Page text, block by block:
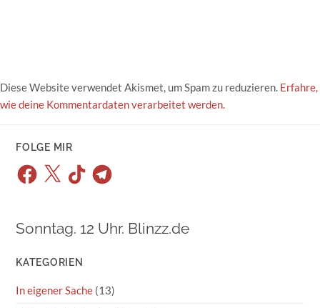
Diese Website verwendet Akismet, um Spam zu reduzieren. Erfahre,
wie deine Kommentardaten verarbeitet werden.
FOLGE MIR
Facebook
X TikTokTelegram
Sonntag. 12 Uhr. Blinzz.de
KATEGORIEN
In eigener Sache (13)